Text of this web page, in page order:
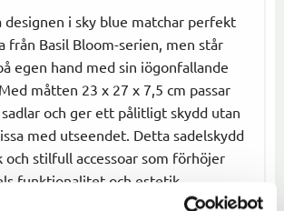
designen i sky blue matchar perfekt
från Basil Bloom-serien, men står
egen hand med sin iögonfallande
måtten 23 x 27 x 7,5 cm passar
och ger ett pålitligt skydd utan
med utseendet. Detta sadelskydd
och stilfull accessoar som förhöjer
funktionalitet och estetik.